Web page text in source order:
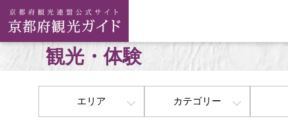
観光・体験
エリア カテゴリー